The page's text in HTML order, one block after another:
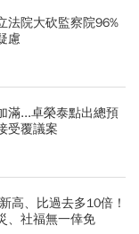
法院大砍監察院96%
慮
滿...卓榮泰點出總預
受覆議案
高、比過去多10倍！
、社福無一倖免